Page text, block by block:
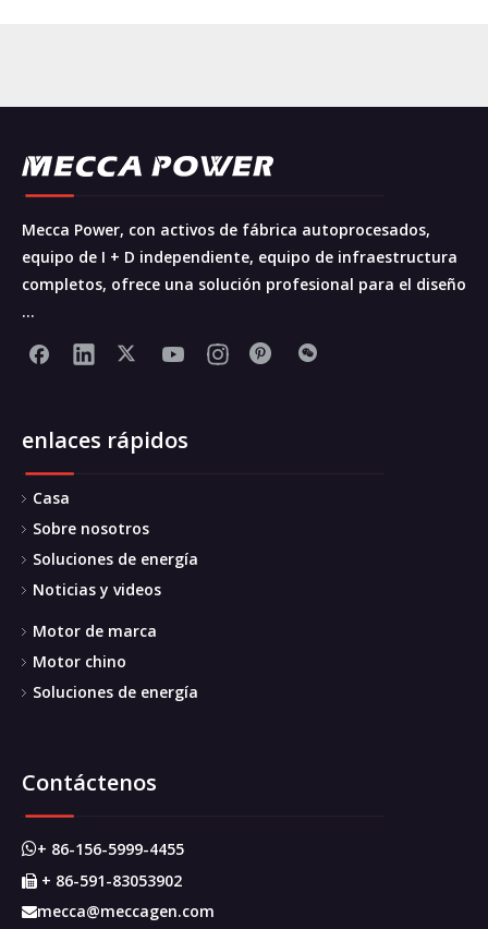
Mecca Power, con activos de fábrica autoprocesados,
equipo de I + D independiente, equipo de infraestructura
completos, ofrece una solución profesional para el diseño
...
enlaces rápidos
Casa
Sobre nosotros
Soluciones de energía
Noticias y videos
Motor de marca
Motor chino
Soluciones de energía
Contáctenos
+ 86-156-5999-4455
 + 86-591-83053902
mecca@meccagen.com